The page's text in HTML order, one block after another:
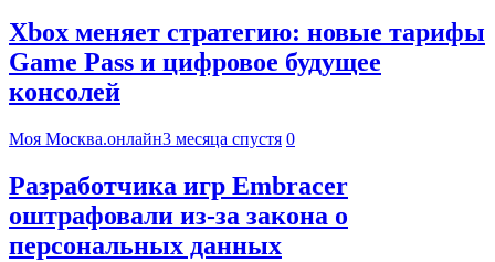
Xbox меняет стратегию: новые тарифы
Game Pass и цифровое будущее
консолей
Моя Москва.онлайн3 месяца спустя 0
Разработчика игр Embracer
оштрафовали из-за закона о
персональных данных